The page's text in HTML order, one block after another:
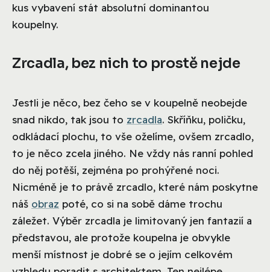
kus vybavení stát absolutní dominantou
koupelny.
Zrcadla, bez nich to prostě nejde
Jestli je něco, bez čeho se v koupelně neobejde
snad nikdo, tak jsou to zrcadla. Skříňku, poličku,
odkládací plochu, to vše oželíme, ovšem zrcadlo,
to je něco zcela jiného. Ne vždy nás ranní pohled
do něj potěší, zejména po prohýřené noci.
Nicméně je to právě zrcadlo, které nám poskytne
náš obraz poté, co si na sobě dáme trochu
záležet. Výběr zrcadla je limitovaný jen fantazií a
představou, ale protože koupelna je obvykle
menší místnost je dobré se o jejím celkovém